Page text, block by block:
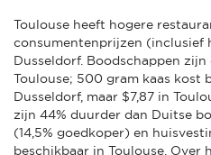
Toulouse heeft hogere
consumentenprijzen (inclusief
Dusseldorf. Boodschappen
Toulouse; 500 gram kaas kost
Dusseldorf, maar $7,87 in
zijn 44% duurder dan Duitse
(14,5% goedkoper) en
beschikbaar in Toulouse. Over